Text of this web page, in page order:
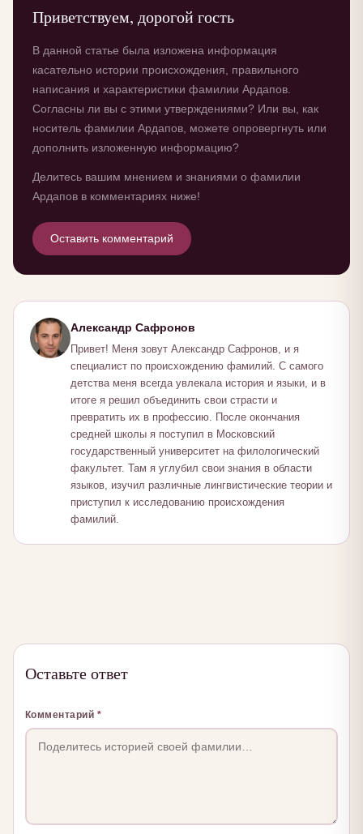
Приветствуем, дорогой гость
В данной статье была изложена информация
касательно истории происхождения, правильного
написания и характеристики фамилии Ардапов.
Согласны ли вы с этими утверждениями? Или вы, как
носитель фамилии Ардапов, можете опровергнуть или
дополнить изложенную информацию?
Делитесь вашим мнением и знаниями о фамилии
Ардапов в комментариях ниже!
Оставить комментарий
Александр Сафронов
Привет! Меня зовут Александр Сафронов, и я
специалист по происхождению фамилий. С самого
детства меня всегда увлекала история и языки, и в
итоге я решил объединить свои страсти и
превратить их в профессию. После окончания
средней школы я поступил в Московский
государственный университет на филологический
факультет. Там я углубил свои знания в области
языков, изучил различные лингвистические теории и
приступил к исследованию происхождения
фамилий.
Оставьте ответ
Комментарий *